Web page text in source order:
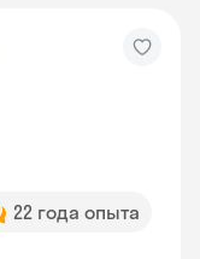
22 года опыта